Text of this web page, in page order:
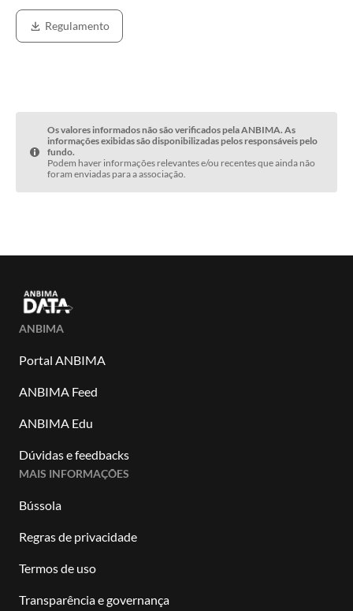
Regulamento
Os valores informados não são verificados pela ANBIMA. As
informações exibidas são disponibilizadas pelos responsáveis pelo
fundo.
Podem haver informações relevantes e/ou recentes que ainda não
foram enviadas para a associação.
ANBIMA
Portal ANBIMA
ANBIMA Feed
ANBIMA Edu
Dúvidas e feedbacks
MAIS INFORMAÇÕES
Bússola
Regras de privacidade
Termos de uso
Transparência e governança